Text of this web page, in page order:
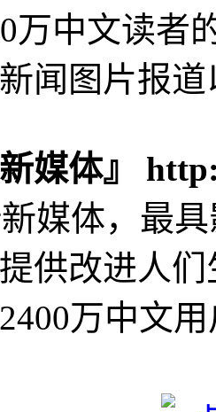
万中文读者
闻图片报
媒体』
新媒体，最
供改进人
万中文